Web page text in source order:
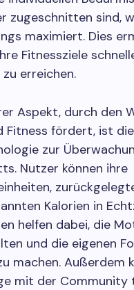
zugeschnitten sind,
maximiert. Dies
Fitnessziele
erreichen.
Aspekt, durch den
Fitness fördert, ist
zur
Nutzer können ihre
Kalorien in
helfen dabei, die
und die eigenen
machen. Außerdem
mit der Community